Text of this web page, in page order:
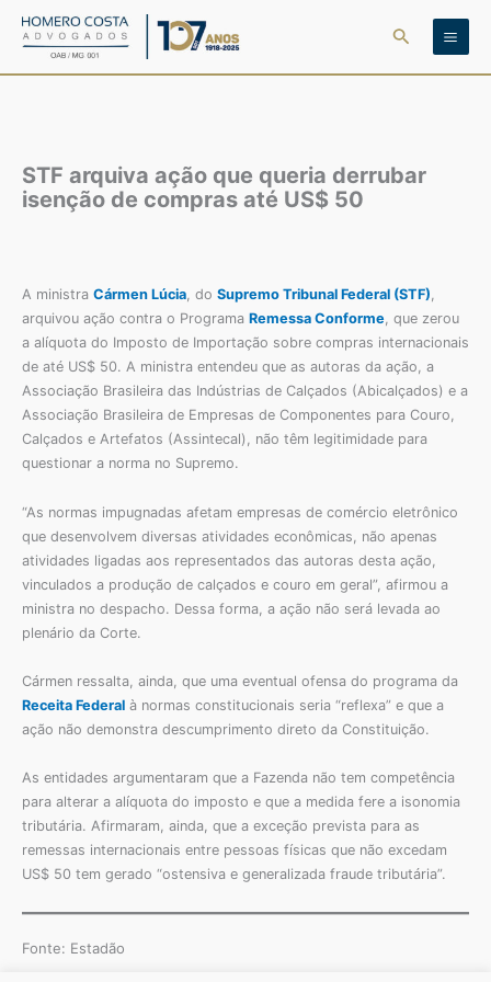
para
Pesquisar
STF arquiva ação que queria derrubar
isenção de compras até US$ 50
A ministra Cármen Lúcia, do Supremo Tribunal Federal (STF),
arquivou ação contra o Programa Remessa Conforme, que zerou
a alíquota do Imposto de Importação sobre compras internacionais
de até US$ 50. A ministra entendeu que as autoras da ação, a
Associação Brasileira das Indústrias de Calçados (Abicalçados) e a
Associação Brasileira de Empresas de Componentes para Couro,
Calçados e Artefatos (Assintecal), não têm legitimidade para
questionar a norma no Supremo.
“As normas impugnadas afetam empresas de comércio eletrônico
que desenvolvem diversas atividades econômicas, não apenas
atividades ligadas aos representados das autoras desta ação,
vinculados a produção de calçados e couro em geral”, afirmou a
ministra no despacho. Dessa forma, a ação não será levada ao
plenário da Corte.
Cármen ressalta, ainda, que uma eventual ofensa do programa da
Receita Federal à normas constitucionais seria “reflexa” e que a
ação não demonstra descumprimento direto da Constituição.
As entidades argumentaram que a Fazenda não tem competência
para alterar a alíquota do imposto e que a medida fere a isonomia
tributária. Afirmaram, ainda, que a exceção prevista para as
remessas internacionais entre pessoas físicas que não excedam
US$ 50 tem gerado “ostensiva e generalizada fraude tributária”.
Fonte: Estadão